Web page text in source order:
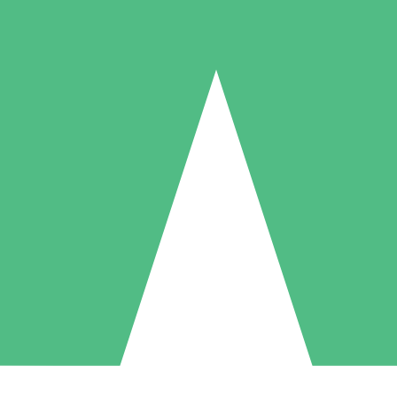
Individuelle Credit-Pakete
nach Bedarf mit Download-Credits. Keine monatliche Verpflichtung